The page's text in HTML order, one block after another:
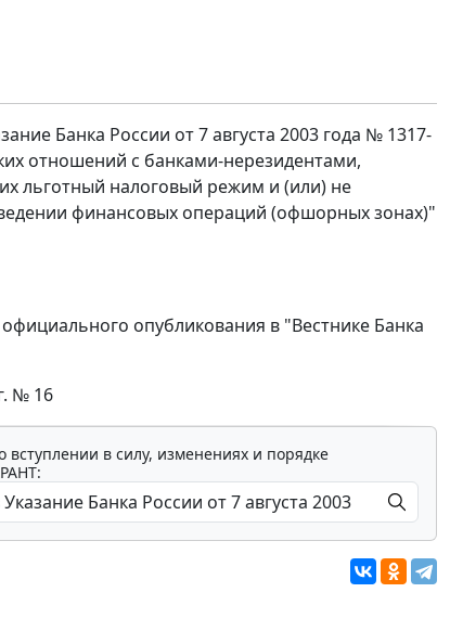
Банка России от 7 августа 2003 года № 1317-
отношений с банками-нерезидентами,
льготный налоговый режим и (или) не
финансовых операций (офшорных зонах)"
опубликования в "Вестнике Банка
№ 16
в силу, изменениях и порядке